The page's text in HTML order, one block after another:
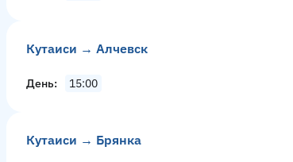
Кутаиси → Алчевск
День 15:00
Кутаиси → Брянка